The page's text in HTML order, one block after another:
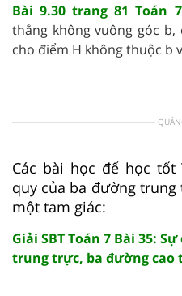
Bài 9.30 trang 81 Toán
thẳng không vuông góc
cho điểm H không thuộc b
Các bài học để học tốt
quy của ba đường
một tam giác:
Giải SBT Toán 7 Bài 35:
trung trực, ba đường cao